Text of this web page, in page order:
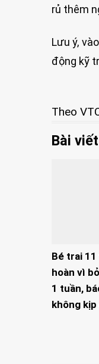
rủ thêm
Lưu ý,
động kỹ
Theo
Bài
Bé trai
hoàn vì
1 tuần,
không kịp